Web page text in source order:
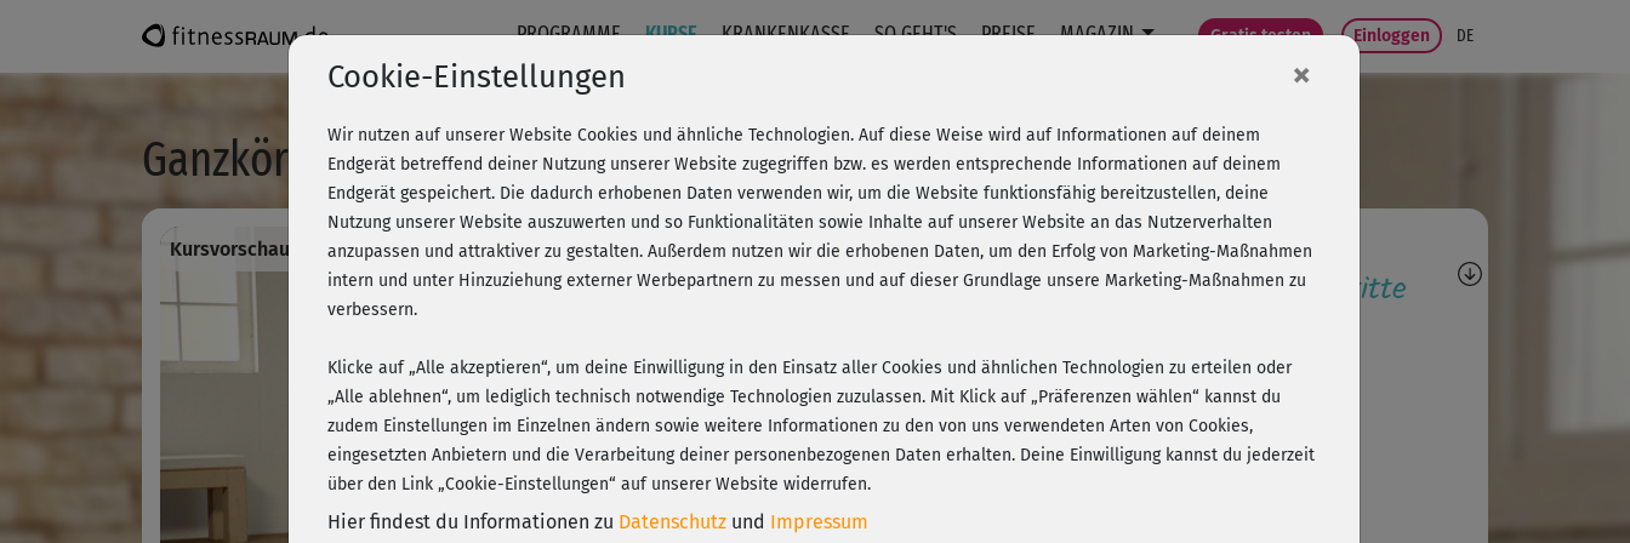
PROGRAMME KURSE KRANKENKASSE SO GEHT'S PREISE MAGAZIN Gratis testen Einloggen DE
Ganzkörpertraining mit Barbara Klein
Play
Kursvorschau - Anmelden und alles trainieren! 20% Rabatt + Wunsch-Goodie Fragen, Antworten,
Bewertungen, Fortschritte
Immer wieder klasse !
U
Ursula237
Cookie-Einstellungen ×
Wir nutzen auf unserer Website Cookies und ähnliche Technologien. Auf diese Weise wird auf Informationen auf deinem
Endgerät betreffend deiner Nutzung unserer Website zugegriffen bzw. es werden entsprechende Informationen auf deinem
Endgerät gespeichert. Die dadurch erhobenen Daten verwenden wir, um die Website funktionsfähig bereitzustellen, deine
Nutzung unserer Website auszuwerten und so Funktionalitäten sowie Inhalte auf unserer Website an das Nutzerverhalten
anzupassen und attraktiver zu gestalten. Außerdem nutzen wir die erhobenen Daten, um den Erfolg von Marketing-Maßnahmen
intern und unter Hinzuziehung externer Werbepartnern zu messen und auf dieser Grundlage unsere Marketing-Maßnahmen zu
verbessern.
Klicke auf „Alle akzeptieren“, um deine Einwilligung in den Einsatz aller Cookies und ähnlichen Technologien zu erteilen oder
„Alle ablehnen“, um lediglich technisch notwendige Technologien zuzulassen. Mit Klick auf „Präferenzen wählen“ kannst du
zudem Einstellungen im Einzelnen ändern sowie weitere Informationen zu den von uns verwendeten Arten von Cookies,
eingesetzten Anbietern und die Verarbeitung deiner personenbezogenen Daten erhalten. Deine Einwilligung kannst du jederzeit
über den Link „Cookie-Einstellungen“ auf unserer Website widerrufen.
Hier findest du Informationen zu Datenschutz und Impressum